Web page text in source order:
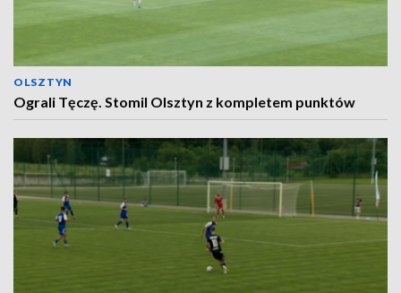
OLSZTYN
Ograli Tęczę. Stomil Olsztyn z kompletem punktów